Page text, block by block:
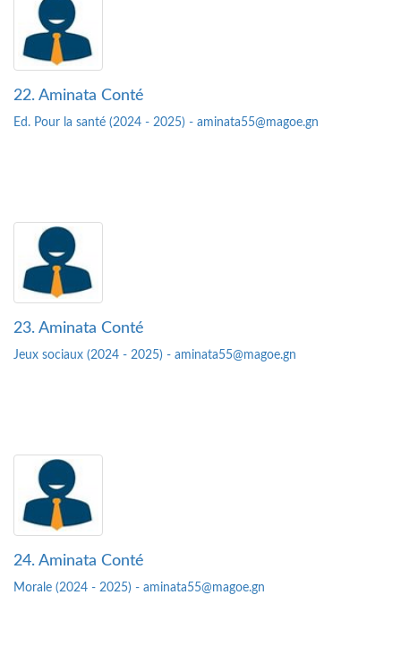
22. Aminata Conté
Ed. Pour la santé (2024 - 2025) - aminata55@magoe.gn
23. Aminata Conté
Jeux sociaux (2024 - 2025) - aminata55@magoe.gn
24. Aminata Conté
Morale (2024 - 2025) - aminata55@magoe.gn